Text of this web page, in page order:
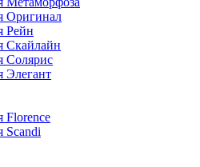
Оригинал
Рейн
Скайлайн
Солярис
Элегант
Florence
Scandi